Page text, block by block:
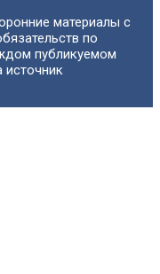
материалы с
по
публикуемом
источник